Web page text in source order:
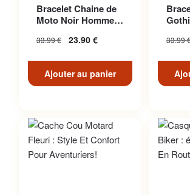
Bracelet Chaine de
Moto Noir Homme
33.99€ 23.90 €
Ajouter au panier
33.99